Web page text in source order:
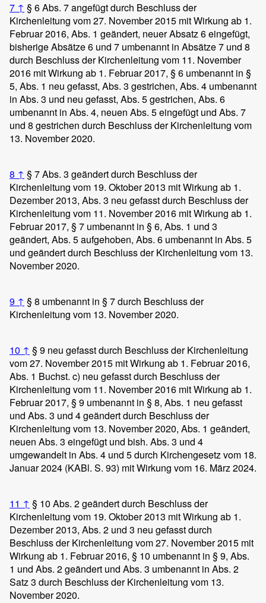
7 ↑ § 6 Abs. 7 angefügt durch Beschluss der
Kirchenleitung vom 27. November 2015 mit Wirkung ab 1.
Februar 2016, Abs. 1 geändert, neuer Absatz 6 eingefügt,
bisherige Absätze 6 und 7 umbenannt in Absätze 7 und 8
durch Beschluss der Kirchenleitung vom 11. November
2016 mit Wirkung ab 1. Februar 2017, § 6 umbenannt in §
5, Abs. 1 neu gefasst, Abs. 3 gestrichen, Abs. 4 umbenannt
in Abs. 3 und neu gefasst, Abs. 5 gestrichen, Abs. 6
umbenannt in Abs. 4, neuen Abs. 5 eingefügt und Abs. 7
und 8 gestrichen durch Beschluss der Kirchenleitung vom
13. November 2020.
8 ↑ § 7 Abs. 3 geändert durch Beschluss der
Kirchenleitung vom 19. Oktober 2013 mit Wirkung ab 1.
Dezember 2013, Abs. 3 neu gefasst durch Beschluss der
Kirchenleitung vom 11. November 2016 mit Wirkung ab 1.
Februar 2017, § 7 umbenannt in § 6, Abs. 1 und 3
geändert, Abs. 5 aufgehoben, Abs. 6 umbenannt in Abs. 5
und geändert durch Beschluss der Kirchenleitung vom 13.
November 2020.
9 ↑ § 8 umbenannt in § 7 durch Beschluss der
Kirchenleitung vom 13. November 2020.
10 ↑ § 9 neu gefasst durch Beschluss der Kirchenleitung
vom 27. November 2015 mit Wirkung ab 1. Februar 2016,
Abs. 1 Buchst. c) neu gefasst durch Beschluss der
Kirchenleitung vom 11. November 2016 mit Wirkung ab 1.
Februar 2017, § 9 umbenannt in § 8, Abs. 1 neu gefasst
und Abs. 3 und 4 geändert durch Beschluss der
Kirchenleitung vom 13. November 2020, Abs. 1 geändert,
neuen Abs. 3 eingefügt und bish. Abs. 3 und 4
umgewandelt in Abs. 4 und 5 durch Kirchengesetz vom 18.
Januar 2024 (KABl. S. 93) mit Wirkung vom 16. März 2024.
11 ↑ § 10 Abs. 2 geändert durch Beschluss der
Kirchenleitung vom 19. Oktober 2013 mit Wirkung ab 1.
Dezember 2013, Abs. 2 und 3 neu gefasst durch
Beschluss der Kirchenleitung vom 27. November 2015 mit
Wirkung ab 1. Februar 2016, § 10 umbenannt in § 9, Abs.
1 und Abs. 2 geändert und Abs. 3 umbenannt in Abs. 2
Satz 3 durch Beschluss der Kirchenleitung vom 13.
November 2020.